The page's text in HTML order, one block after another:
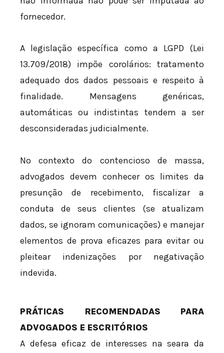
fornecedor.
A legislação específica como a LGPD (Lei
13.709/2018) impõe corolários: tratamento
adequado dos dados pessoais e respeito à
finalidade. Mensagens genéricas,
automáticas ou indistintas tendem a ser
desconsideradas judicialmente.
No contexto do contencioso de massa,
advogados devem conhecer os limites da
presunção de recebimento, fiscalizar a
conduta de seus clientes (se atualizam
dados, se ignoram comunicações) e manejar
elementos de prova eficazes para evitar ou
pleitear indenizações por negativação
indevida.
PRÁTICAS RECOMENDADAS PARA
ADVOGADOS E ESCRITÓRIOS
A defesa eficaz de interesses na seara da